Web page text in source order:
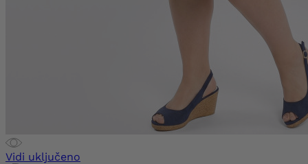
Vidi uključeno